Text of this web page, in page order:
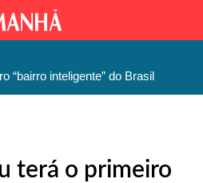
“bairro inteligente” do Brasil
terá o primeiro